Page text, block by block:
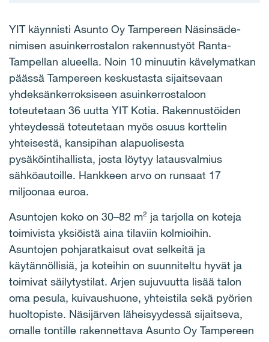
YIT käynnisti Asunto Oy Tampereen Näsinsäde-
nimisen asuinkerrostalon rakennustyöt Ranta-
Tampellan alueella. Noin 10 minuutin kävelymatkan
päässä Tampereen keskustasta sijaitsevaan
yhdeksänkerroksiseen asuinkerrostaloon
toteutetaan 36 uutta YIT Kotia. Rakennustöiden
yhteydessä toteutetaan myös osuus korttelin
yhteisestä, kansipihan alapuolisesta
pysäköintihallista, josta löytyy latausvalmius
sähköautoille. Hankkeen arvo on runsaat 17
miljoonaa euroa.
Asuntojen koko on 30–82 m² ja tarjolla on koteja
toimivista yksiöistä aina tilaviin kolmioihin.
Asuntojen pohjaratkaisut ovat selkeitä ja
käytännöllisiä, ja koteihin on suunniteltu hyvät ja
toimivat säilytystilat. Arjen sujuvuutta lisää talon
oma pesula, kuivaushuone, yhteistila sekä pyörien
huoltopiste. Näsijärven läheisyydessä sijaitseva,
omalle tontille rakennettava Asunto Oy Tampereen